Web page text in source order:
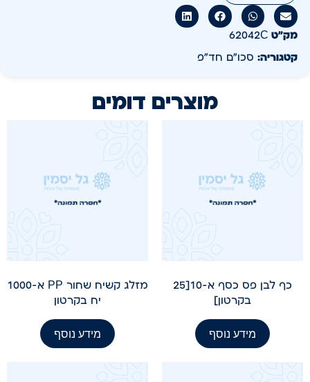
מק״ט 62042C
קטגוריה: סכו"ם חד"פ
מוצרים דומים
כף לבן פס כסף א-10[25
בקרטון]
מידע נוסף
מזלג קשיח שחור PP א-1000
יח בקרטון
מידע נוסף